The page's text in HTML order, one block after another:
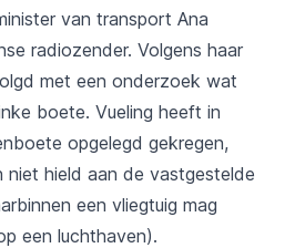
van transport Ana
radiozender. Volgens haar
met een onderzoek wat
boete. Vueling heeft in
opgelegd gekregen,
niet hield aan de vastgestelde
een vliegtuig mag
een luchthaven).